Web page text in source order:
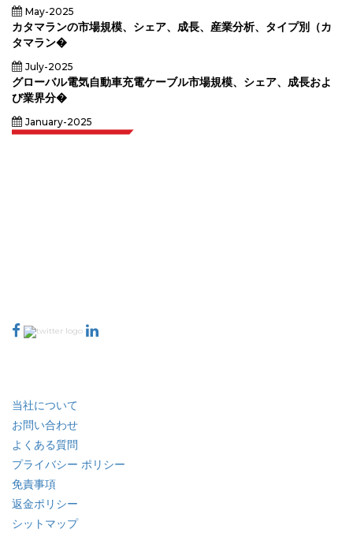
May-2025
カタマランの市場規模、シェア、成長、産業分析、タイプ別（カ
タマラン�
July-2025
グローバル電気自動車充電ケーブル市場規模、シェア、成長およ
び業界分�
January-2025
当社について
お問い合わせ
よくある質問
プライバシー ポリシー
免責事項
返金ポリシー
シットマップ